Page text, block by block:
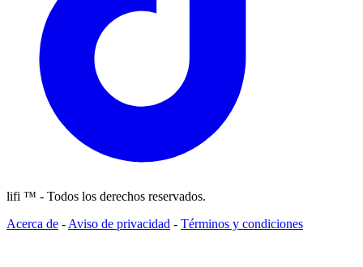
lifi ™ - Todos los derechos reservados.
Acerca de - Aviso de privacidad - Términos y condiciones